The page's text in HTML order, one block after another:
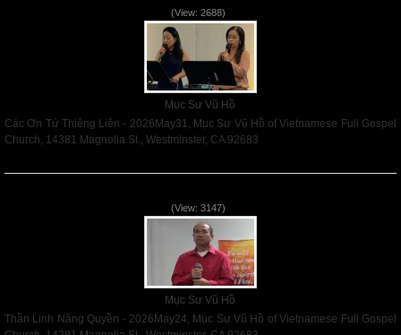
(View: 2688)
Mục Sư Vũ Hồ
Các Ơn Tứ Thiêng Liên - 2026May31, Mục Sư Vũ Hồ of Vietnamese Full Gospel
Church, 14381 Magnolia St., Westminster, CA 92683
(View: 3147)
Mục Sư Vũ Hồ
Thần Linh Năng Quyền - 2026May24, Mục Sư Vũ Hồ of Vietnamese Full Gospel